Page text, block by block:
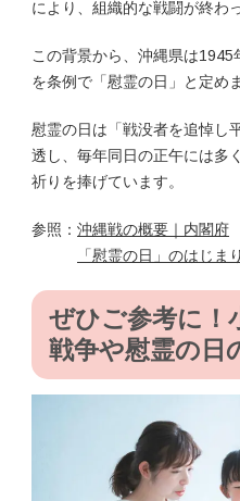
により、組織的な戦闘が終わ
この背景から、沖縄県は
を条例で「慰霊の日」と定め
慰霊の日は「戦没者を追悼し
透し、毎年同日の正午には多
祈りを捧げています。
参照： 沖縄戦の概要｜内閣府
「慰霊の日」のはじま
ぜひご参考に！
戦争や慰霊の日